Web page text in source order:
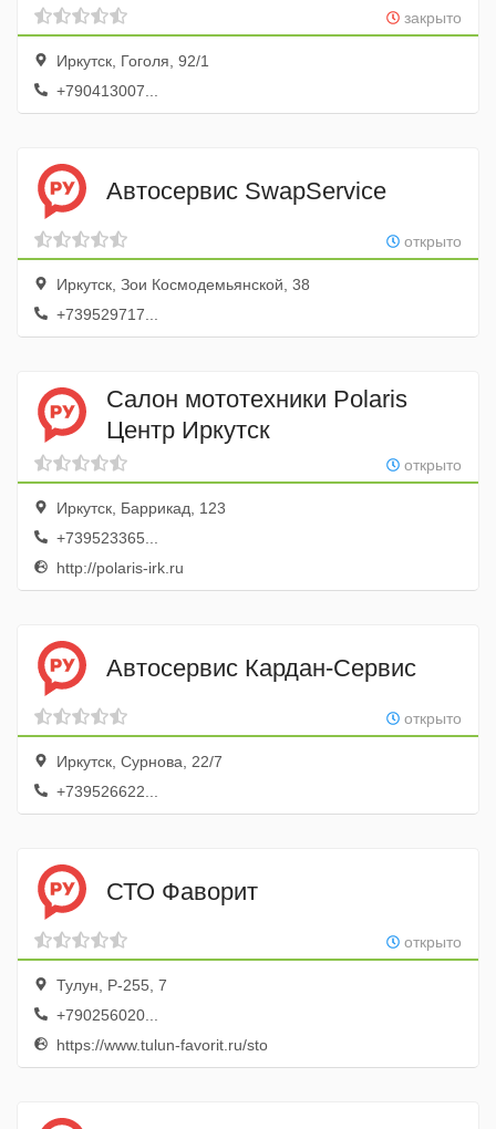
закрыто
Иркутск, Гоголя, 92/1
+790413007...
Автосервис SwapService
открыто
Иркутск, Зои Космодемьянской, 38
+739529717...
Салон мототехники Polaris
Центр Иркутск
открыто
Иркутск, Баррикад, 123
+739523365...
http://polaris-irk.ru
Автосервис Кардан-Сервис
открыто
Иркутск, Сурнова, 22/7
+739526622...
СТО Фаворит
открыто
Тулун, Р-255, 7
+790256020...
https://www.tulun-favorit.ru/sto